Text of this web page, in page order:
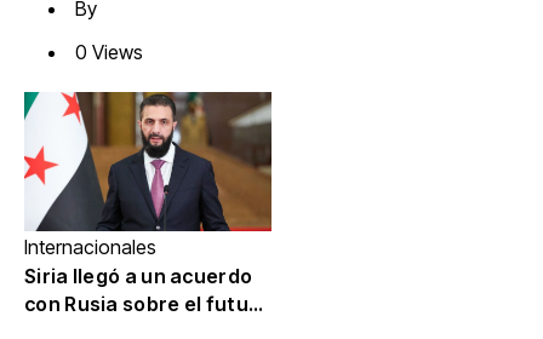
los jóvenes cubanos
By
0 Views
Internacionales
Siria llegó a un acuerdo
con Rusia sobre el futuro